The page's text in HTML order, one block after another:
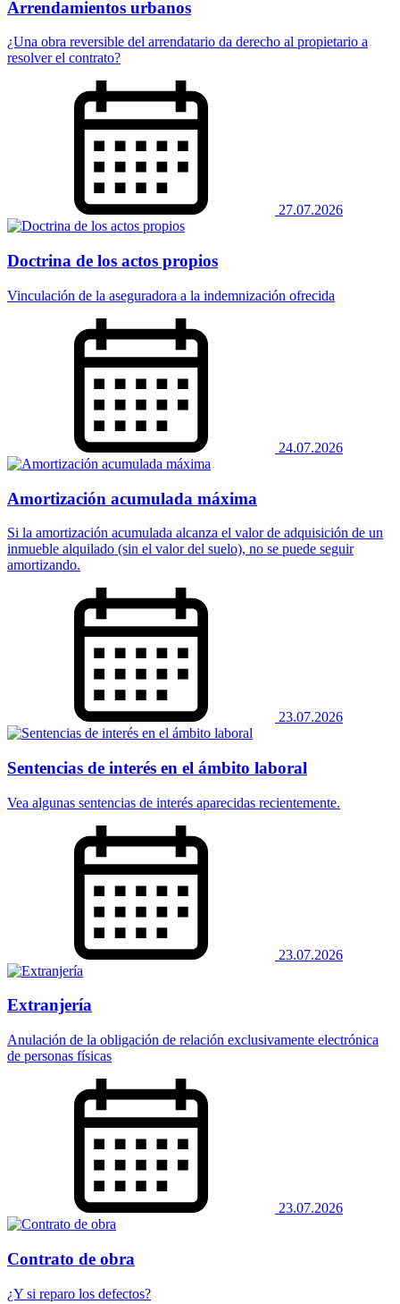
Arrendamientos urbanos
¿Una obra reversible del arrendatario da derecho al propietario a
resolver el contrato?
27.07.2026
Doctrina de los actos propios
Vinculación de la aseguradora a la indemnización ofrecida
24.07.2026
Amortización acumulada máxima
Si la amortización acumulada alcanza el valor de adquisición de un
inmueble alquilado (sin el valor del suelo), no se puede seguir
amortizando.
23.07.2026
Sentencias de interés en el ámbito laboral
Vea algunas sentencias de interés aparecidas recientemente.
23.07.2026
Extranjería
Anulación de la obligación de relación exclusivamente electrónica
de personas físicas
23.07.2026
Contrato de obra
¿Y si reparo los defectos?